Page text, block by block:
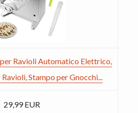
Ravioli Automatico Elettrico,
Stampo per Gnocchi...
29,99 EUR